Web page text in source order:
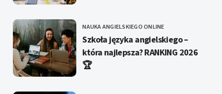
KATEGORIE
NAUKA ANGIELSKIEGO ONLINE
Szkoła języka angielskiego –
która najlepsza? RANKING 2026
🏆